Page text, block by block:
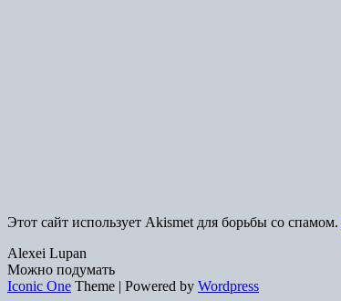
Этот сайт использует Akismet для борьбы со спамом.
Alexei Lupan
Можно подумать
Iconic One Theme | Powered by Wordpress